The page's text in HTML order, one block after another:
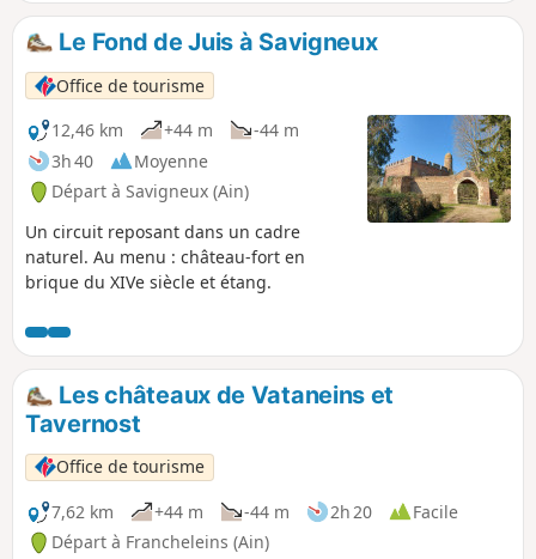
Le Fond de Juis à Savigneux
Office de tourisme
12,46 km
+44 m
-44 m
3h 40
Moyenne
Départ à Savigneux (Ain)
Un circuit reposant dans un cadre
naturel. Au menu : château-fort en
brique du XIVe siècle et étang.
Les châteaux de Vataneins et
Tavernost
Office de tourisme
7,62 km
+44 m -44 m 2h 20
Facile
Départ à Francheleins (Ain)